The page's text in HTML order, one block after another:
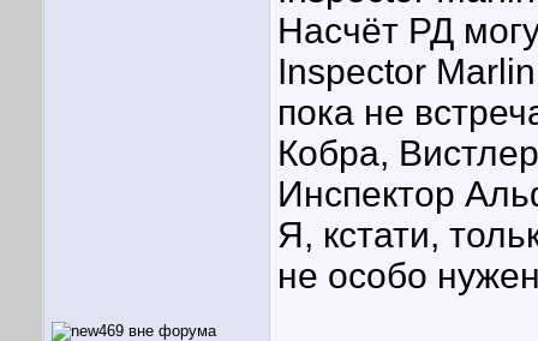
Насчёт РД
Inspector
пока не
Кобра,
Инспектор
Я, кстати,
не особо